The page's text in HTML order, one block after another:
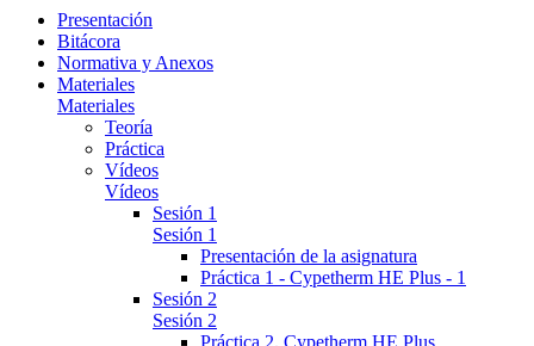
Presentación
Bitácora
Normativa y Anexos
Materiales
Materiales
Teoría
Práctica
Vídeos
Vídeos
Sesión 1
Sesión 1
Presentación de la asignatura
Práctica 1 - Cypetherm HE Plus - 1
Sesión 2
Sesión 2
Práctica 2. Cypetherm HE Plus